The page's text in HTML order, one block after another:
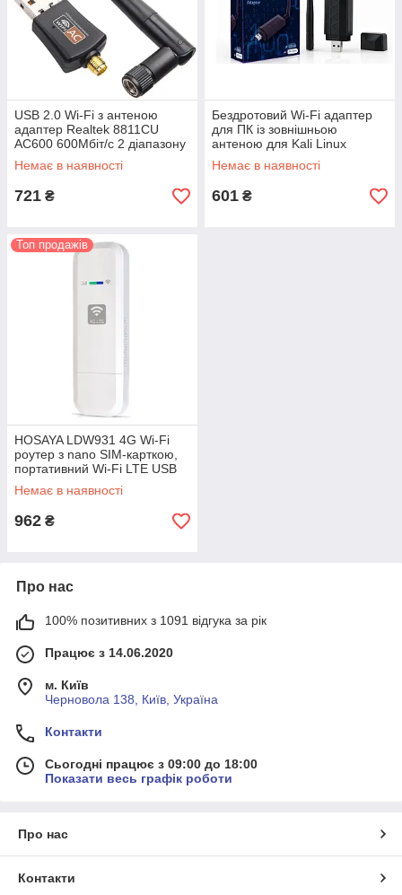
USB 2.0 Wi-Fi з антеною
адаптер Realtek 8811CU
AC600 600Мбіт/с 2 діапазону
2.4G+5G мережна карта
802.11ac (807501792)
Немає в наявності
721 ₴
Бездротовий Wi-Fi адаптер
для ПК із зовнішньою
антеною для Kali Linux
AR9271 Нова версія 2.0 2,4
ГГц 150 Мбіт/с
Немає в наявності
601 ₴
Топ продажів
HOSAYA LDW931 4G Wi-Fi
роутер з nano SIM-карткою,
портативний Wi-Fi LTE USB
4G модем, кишенькова точка
доступу
Немає в наявності
962 ₴
Про нас
100% позитивних з 1091 відгука за рік
Працює з 14.06.2020
м. Київ
Черновола 138, Київ, Україна
Контакти
Сьогодні працює з 09:00 до 18:00
Показати весь графік роботи
Про нас
Контакти